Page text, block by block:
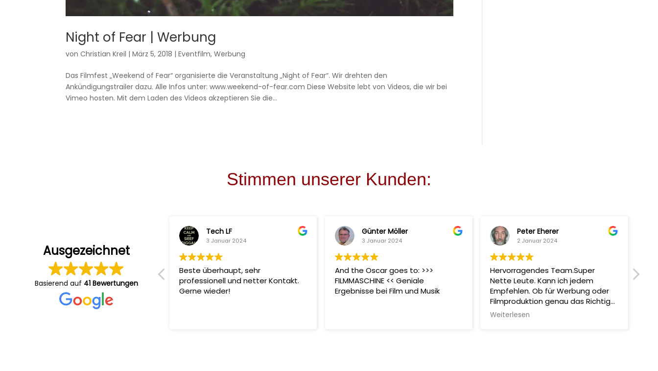
Night of Fear | Werbung
vonChristian Kreil |März 5, 2018 |Eventfilm,Werbung
Das Filmfest „Weekend of Fear“ organisierte die Veranstaltung „Night of Fear“. Wir drehten den
Ankündigungstrailer dazu. Alle Infos unter: www.weekend-of-fear.com Diese Website lebt von Videos, die wir bei
Vimeo hosten. Mit dem Laden des Videos akzeptieren Sie die...
Stimmen unserer Kunden:
Ausgezeichnet
Basierend auf 41 Bewertungen
Sehr professionelle Produktionen,
zuverlässige Absprachen und
angenehme Atmosphäre am Set.
Ergebnis immer Top ????????
Tech LF
3 Januar 2024
Beste überhaupt, sehr
professionell und netter Kontakt.
Gerne wieder!
Günter Möller
3 Januar 2024
And the Oscar goes to: >>>
FILMMASCHINE << Geniale
Ergebnisse bei Film und Musik
Peter Eherer
2 Januar 2024
Hervorragendes Team.Super
Nette Leute. Kann ich jedem
Empfehlen. Ob für Werbung oder
Filmproduktion genau das Richtige!
Machen Selber auch Coole
Weiterlesen